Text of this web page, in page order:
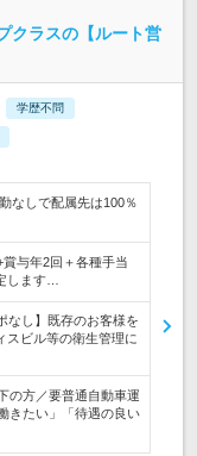
クラスの【ルート営
学歴不問
なしで配属先は100％
与年2回＋各種手当
します…
なし】既存のお客様を
スビル等の衛生管理に
の方／要普通自動車運
たい」「待遇の良い